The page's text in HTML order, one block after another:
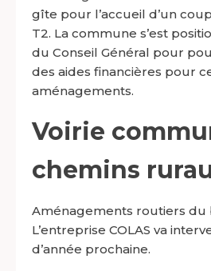
gîte pour l’accueil d’un
T2. La commune s’est
du Conseil Général pour
des aides financières pour
aménagements.
Voirie
chemins
Aménagements routiers du
L’entreprise COLAS va
d’année prochaine.